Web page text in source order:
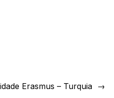
Erasmus – Turquia